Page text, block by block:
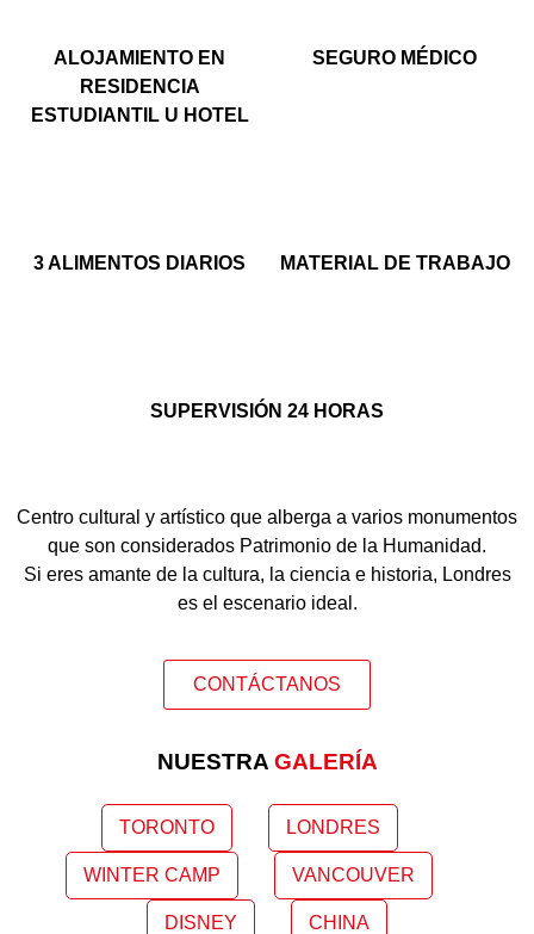
ALOJAMIENTO EN
RESIDENCIA
ESTUDIANTIL U HOTEL
SEGURO MÉDICO
3 ALIMENTOS DIARIOS MATERIAL DE TRABAJO
SUPERVISIÓN 24 HORAS
Centro cultural y artístico que alberga a varios monumentos
que son considerados Patrimonio de la Humanidad.
Si eres amante de la cultura, la ciencia e historia, Londres
es el escenario ideal.
CONTÁCTANOS
NUESTRA GALERÍA
TORONTO LONDRES
WINTER CAMP VANCOUVER
DISNEY CHINA